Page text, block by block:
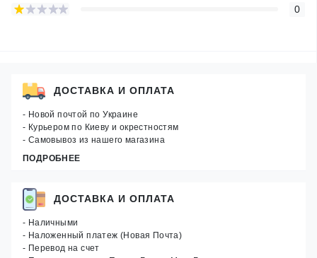
0
ДОСТАВКА И ОПЛАТА
- Новой почтой по Украине
- Курьером по Киеву и окрестностям
- Самовывоз из нашего магазина
ПОДРОБНЕЕ
ДОСТАВКА И ОПЛАТА
- Наличными
- Наложенный платеж (Новая Почта)
- Перевод на счет